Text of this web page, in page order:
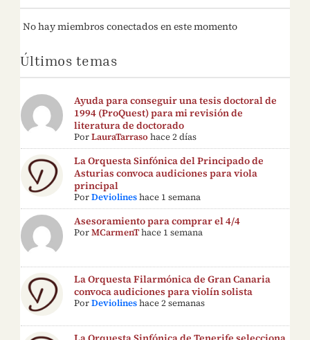
No hay miembros conectados en este momento
Últimos temas
Ayuda para conseguir una tesis doctoral de
1994 (ProQuest) para mi revisión de
literatura de doctorado
PorLauraTarraso hace 2 días
La Orquesta Sinfónica del Principado de
Asturias convoca audiciones para viola
principal
PorDeviolines hace 1 semana
Asesoramiento para comprar el 4/4
PorMCarmenThace 1 semana
La Orquesta Filarmónica de Gran Canaria
convoca audiciones para violín solista
PorDeviolines hace 2 semanas